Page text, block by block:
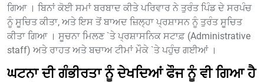
ਗਿਆ । ਬਿਨਾਂ ਕੋਈ ਸਮਾਂ ਬਰਬਾਦ ਕੀਤੇ ਪਰਿਵਾਰ ਨੇ ਤੁਰੰਤ ਪਿੰਡ ਦੇ ਸਰਪੰਚ
ਨੂੰ ਸੂਚਿਤ ਕੀਤਾ, ਅਤੇ ਇਸ ਤੋਂ ਬਾਅਦ ਜ਼ਿਲ੍ਹਾ ਪ੍ਰਸ਼ਾਸਨ ਨੂੰ ਤੁਰੰਤ ਸੂਚਿਤ
ਕੀਤਾ ਗਿਆ । ਸੂਚਨਾ ਮਿਲਣ `ਤੇ ਪ੍ਰਸ਼ਾਸਨਿਕ ਸਟਾਫ਼ (Administrative
staff) ਅਤੇ ਰਾਹਤ ਅਤੇ ਬਚਾਅ ਟੀਮਾਂ ਮੌਕੇ `ਤੇ ਪਹੁੰਚ ਗਈਆਂ ।
ਘਟਨਾ ਦੀ ਗੰਭੀਰਤਾ ਨੂੰ ਦੇਖਦਿਆਂ ਫੌਜ ਨੂੰ ਵੀ ਗਿਆ ਹੈ